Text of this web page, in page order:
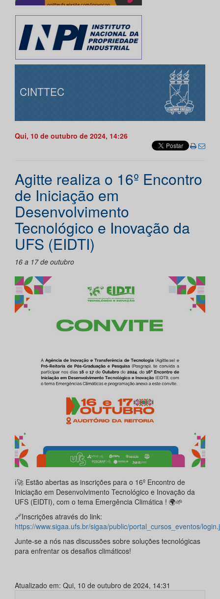
CINTTEC
Qui, 10 de outubro de 2024, 14:26
Agitte realiza o 16º Encontro
de Iniciação em
Desenvolvimento
Tecnológico e Inovação da
UFS (EIDTI)
16 a 17 de outubro
ℹ️🚀 Estão abertas as inscrições para o 16º Encontro de
Iniciação em Desenvolvimento Tecnológico e Inovação da
UFS (EIDTI), com o tema Emergência Climática ! 🌍🌱
🔗Inscrições através do link:
https://www.sigaa.ufs.br/sigaa/public/portal_cursos_eventos/
Junte-se a nós nas discussões sobre soluções tecnológicas
para enfrentar os desafios climáticos!
Atualizado em: Qui, 10 de outubro de 2024, 14:31